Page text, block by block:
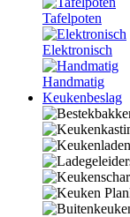
Tafelpoten
Elektronisch
Handmatig
Keukenbeslag